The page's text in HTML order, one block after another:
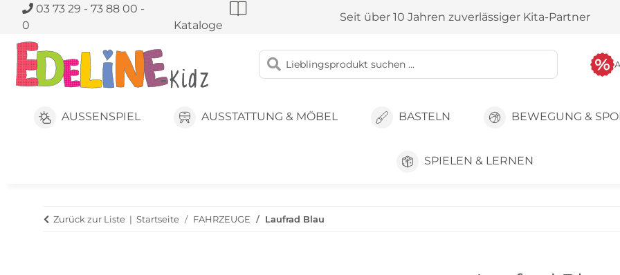
03 73 29 - 73 88 00 -
0
Kataloge
Seit über 10 Jahren zuverlässiger Kita-Partner
AUSSENSPIEL AUSSTATTUNG & MÖBEL BASTELN BEWEGUNG &
SPIELEN & LERNEN
Zurück zur Liste Startseite FAHRZEUGE Laufrad Blau